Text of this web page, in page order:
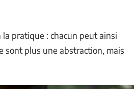
pratique : chacun peut ainsi
sont plus une abstraction, mais